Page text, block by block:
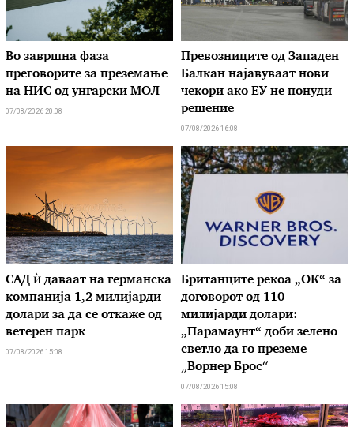
Во завршна фаза
преговорите за преземање
на НИС од унгарски МОЛ
07/08/2026 20:08
Превозниците од Западен
Балкан најавуваат нови
чекори ако ЕУ не понуди
решение
07/08/2026 16:08
САД ѝ даваат на германска
компанија 1,2 милијарди
долари за да се откаже од
ветерен парк
07/08/2026 15:08
Британците рекоа „ОК“ за
договорот од 110
милијарди долари:
„Парамаунт“ доби зелено
светло да го преземе
„Ворнер Брос“
07/08/2026 15:08